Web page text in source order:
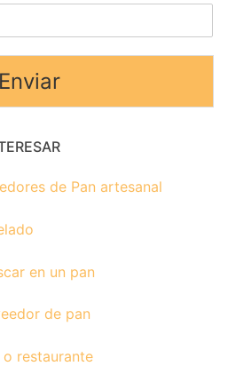
Enviar
de Pan artesanal
en un pan
de pan
restaurante